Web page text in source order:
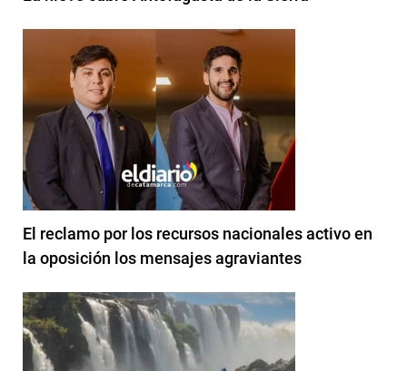
El reclamo por los recursos nacionales activo en
la oposición los mensajes agraviantes